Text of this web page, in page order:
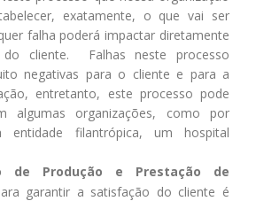
exatamente, o que vai ser
falha poderá impactar diretamente
do cliente. Falhas neste processo
negativas para o cliente e para a
entretanto, este processo pode
algumas organizações, como por
entidade filantrópica, um hospital
de Produção e Prestação de
garantir a satisfação do cliente é